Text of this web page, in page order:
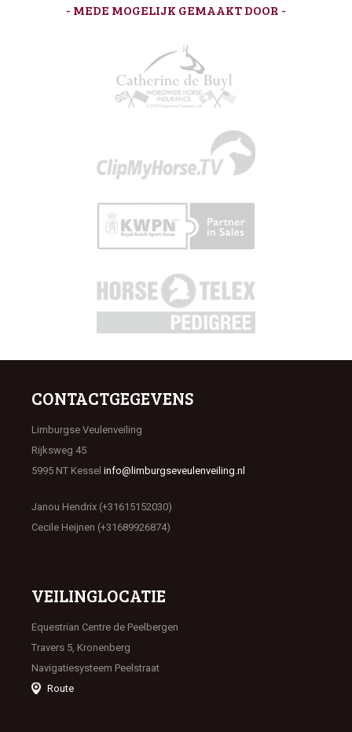
- MEDE MOGELIJK GEMAAKT DOOR -
CONTACTGEGEVENS
Limburgse Veulenveiling
Rijksweg 45
5995 NT Kessel info@limburgseveulenveiling.nl
Janou Hendrix (+31615152030)
Cecile Heijnen (+31689926874)
VEILINGLOCATIE
Equestrian Centre de Peelbergen
Travers 5, Kronenberg
Navigatiesysteem Peelstraat
Route